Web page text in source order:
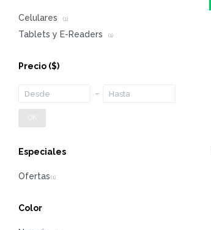
Celulares (1)
Tablets y E-Readers (1)
Precio ($)
OK
Especiales
Color